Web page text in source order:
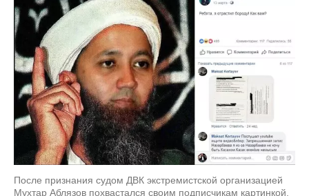
После признания судом ДВК экстремистской организацией
Мухтар Аблязов похвастался своим подписчикам картинкой,